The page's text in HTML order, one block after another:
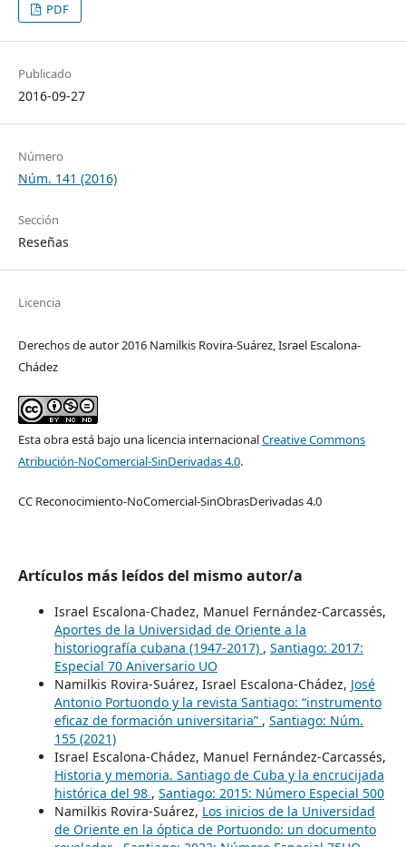
PDF
Publicado
2016-09-27
Número
Núm. 141 (2016)
Sección
Reseñas
Licencia
Derechos de autor 2016 Namilkis Rovira-Suárez, Israel Escalona-
Chádez
Esta obra está bajo una licencia internacionalCreative Commons
Atribución-NoComercial-SinDerivadas 4.0.
CC Reconocimiento-NoComercial-SinObrasDerivadas 4.0
Artículos más leídos del mismo autor/a
Israel Escalona-Chadez, Manuel Fernández-Carcassés,
Aportes de la Universidad de Oriente a la
historiografía cubana (1947-2017) , Santiago: 2017:
Especial 70 Aniversario UO
Namilkis Rovira-Suárez, Israel Escalona-Chádez, José
Antonio Portuondo y la revista Santiago: “instrumento
eficaz de formación universitaria” , Santiago: Núm.
155 (2021)
Israel Escalona-Chádez, Manuel Fernández-Carcassés,
Historia y memoria. Santiago de Cuba y la encrucijada
histórica del 98 , Santiago: 2015: Número Especial 500
Namilkis Rovira-Suárez, Los inicios de la Universidad
de Oriente en la óptica de Portuondo: un documento